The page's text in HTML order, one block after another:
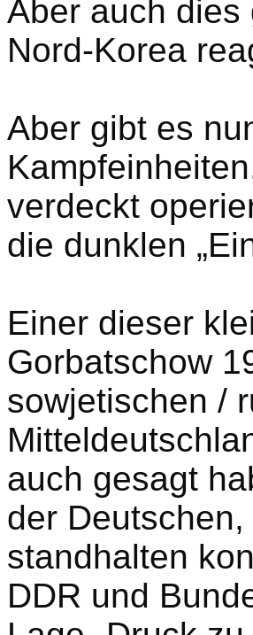
Aber auch dies
Nord-Korea
Aber gibt es
verdeckt
die dunklen
Einer dieser
Gorbatschow
sowjetischen /
auch gesagt
der
standhalten
DDR und